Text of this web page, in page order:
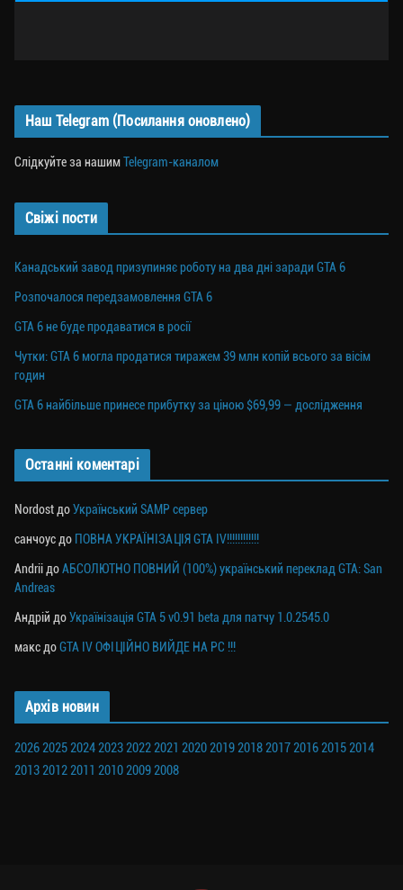
Наш Telegram (Посилання оновлено)
Слідкуйте за нашимTelegram-каналом
Свіжі пости
Канадський завод призупиняє роботу на два дні заради GTA 6
Розпочалося передзамовлення GTA 6
GTA 6 не буде продаватися в росії
Чутки: GTA 6 могла продатися тиражем 39 млн копій всього за вісім
годин
GTA 6 найбільше принесе прибутку за ціною $69,99 — дослідження
Останні коментарі
NordostдоУкраїнський SAMP сервер
санчоусдо ПОВНА УКРАЇНІЗАЦІЯ GTA IV!!!!!!!!!!!!
AndriiдоАБСОЛЮТНО ПОВНИЙ (100%) український переклад GTA: San
Andreas
Андрій доУкраїнізація GTA 5 v0.91 beta для патчу 1.0.2545.0
максдоGTA IV ОФІЦІЙНО ВИЙДЕ НА PC !!!
Архів новин
202620252024202320222021 2020201920182017201620152014
201320122011 201020092008